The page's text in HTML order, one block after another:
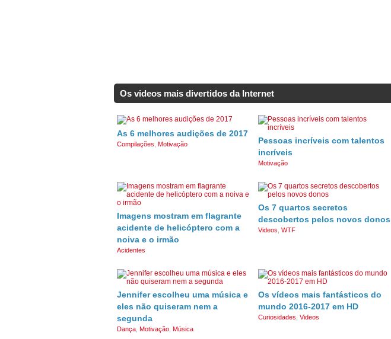
Os videos mais divertidos da Internet
As 6 melhores audições de 2017
Compilações Motivação
Pessoas incríveis com talentos
incríveis
Motivação
Imagens mostram em flagrante
acidente de helicóptero com a
noiva e o irmão
Acidentes
Os 7 quartos secretos
descobertos pelos novos donos
Videos WTF
Jennifer escolheu uma música e
eles não quiseram nem a
segunda
Dança Motivação Música
Os vídeos mais fantásticos do
mundo 2016-2017 em HD
Curiosidades Videos